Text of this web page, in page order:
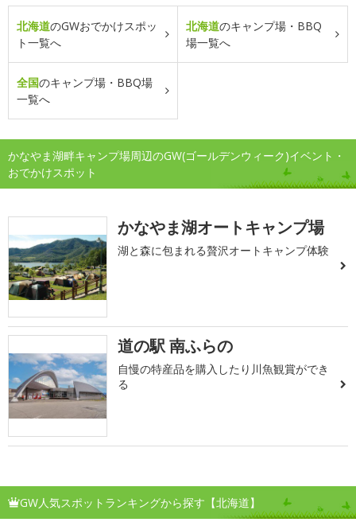
北海道のGWおでかけスポッ
ト一覧へ
北海道のキャンプ場・BBQ
場一覧へ
全国のキャンプ場・BBQ場
一覧へ
かなやま湖畔キャンプ場周辺のGW(ゴールデンウィーク)イベント・
おでかけスポット
かなやま湖オートキャンプ場
湖と森に包まれる贅沢オートキャンプ体験
道の駅 南ふらの
自慢の特産品を購入したり川魚観賞ができ
る
GW人気スポットランキングから探す【北海道】